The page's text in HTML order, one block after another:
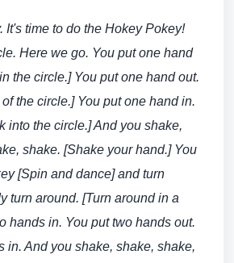
It's time to do the Hokey Pokey!
Here we go. You put one hand
the circle.] You put one hand out.
the circle.] You put one hand in.
into the circle.] And you shake,
shake. [Shake your hand.] You
[Spin and dance] and turn
turn around. [Turn around in a
hands in. You put two hands out.
in. And you shake, shake, shake,